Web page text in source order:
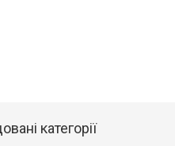
категорії